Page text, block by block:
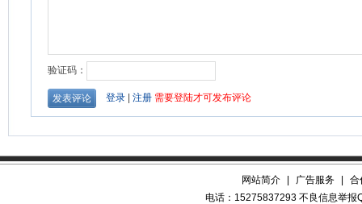
网站简介 广告服务
合
电话：15275837293 不良信息举